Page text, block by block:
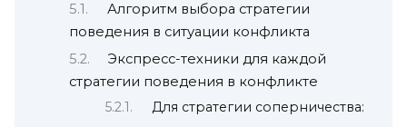
Алгоритм выбора стратегии
поведения в ситуации конфликта
Экспресс-техники для каждой
стратегии поведения в конфликте
Для стратегии соперничества: